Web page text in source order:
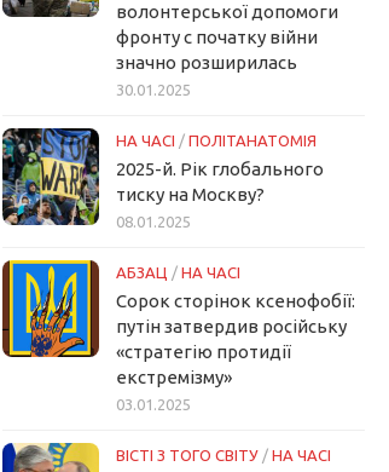
волонтерської допомоги
фронту с початку війни
значно розширилась
30.01.2025
НА ЧАСІ / ПОЛІТАНАТОМІЯ
2025-й. Рік глобального
тиску на Москву?
08.01.2025
АБЗАЦ / НА ЧАСІ
Сорок сторінок ксенофобії:
путін затвердив російську
«стратегію протидії
екстремізму»
03.01.2025
ВІСТІ З ТОГО СВІТУ / НА ЧАСІ